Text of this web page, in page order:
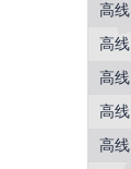
高线
高线
高线
高线
高线